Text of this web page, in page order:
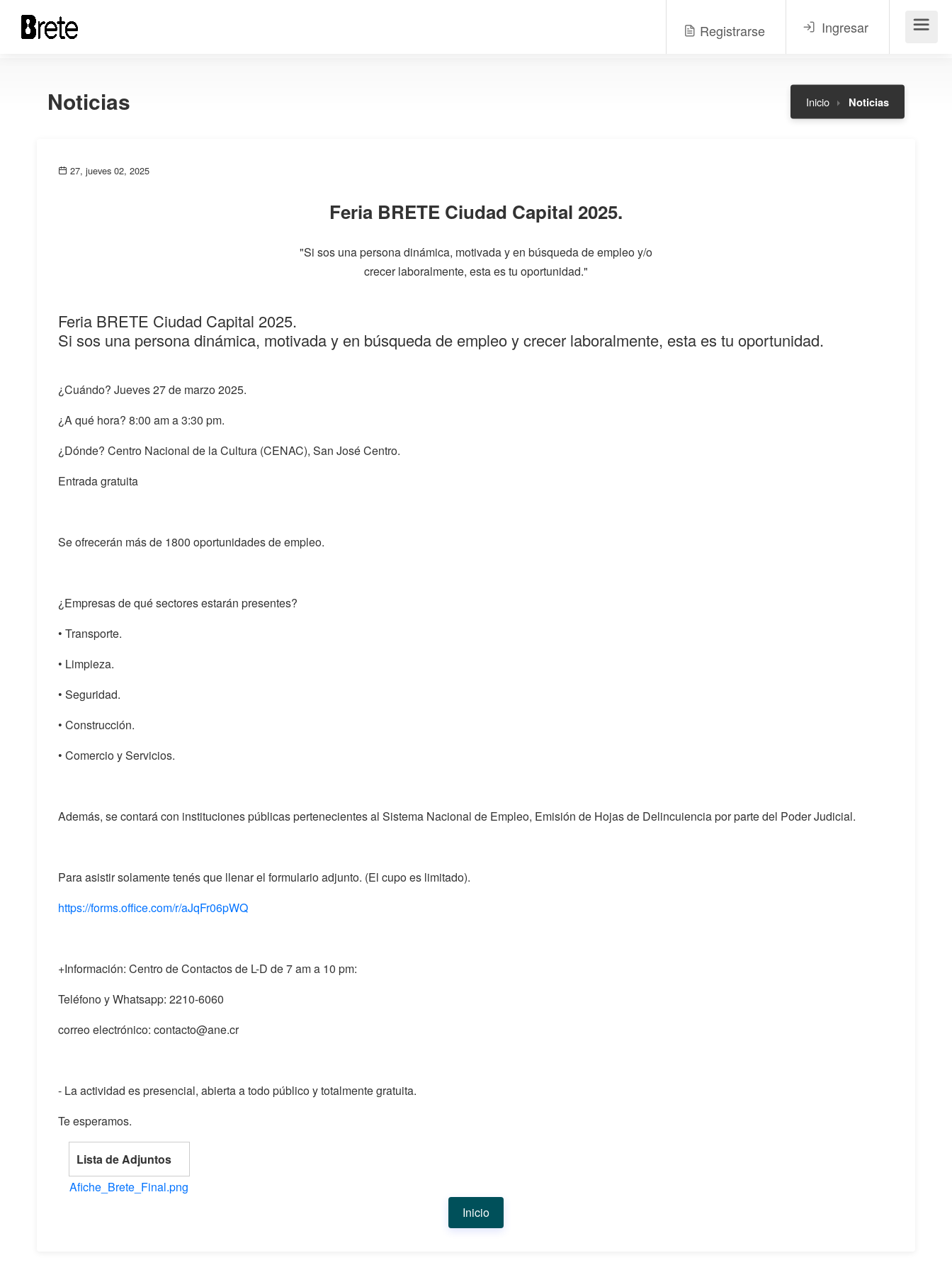
Registrarse Ingresar Menú
Noticias Inicio Noticias
27, jueves 02, 2025
Feria BRETE Ciudad Capital 2025.
"Si sos una persona dinámica, motivada y en búsqueda de empleo y/o
crecer laboralmente, esta es tu oportunidad."
Feria BRETE Ciudad Capital 2025.
Si sos una persona dinámica, motivada y en búsqueda de empleo y crecer laboralmente, esta es tu oportunidad.
¿Cuándo? Jueves 27 de marzo 2025.
¿A qué hora? 8:00 am a 3:30 pm.
¿Dónde? Centro Nacional de la Cultura (CENAC), San José Centro.
Entrada gratuita
Se ofrecerán más de 1800 oportunidades de empleo.
¿Empresas de qué sectores estarán presentes?
• Transporte.
• Limpieza.
• Seguridad.
• Construcción.
• Comercio y Servicios.
Además, se contará con instituciones públicas pertenecientes al Sistema Nacional de Empleo, Emisión de Hojas de Delincuiencia por parte del Poder Judicial.
Para asistir solamente tenés que llenar el formulario adjunto. (El cupo es limitado).
https://forms.office.com/r/aJqFr06pWQ
+Información: Centro de Contactos de L-D de 7 am a 10 pm:
Teléfono y Whatsapp: 2210-6060
correo electrónico: contacto@ane.cr
- La actividad es presencial, abierta a todo público y totalmente gratuita.
Te esperamos.
Lista de Adjuntos
Afiche_Brete_Final.png
Inicio